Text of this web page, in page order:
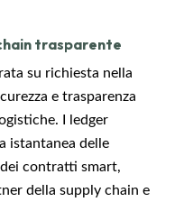
trasparente
su richiesta nella
e trasparenza
I ledger
istantanea delle
contratti smart,
della supply chain e